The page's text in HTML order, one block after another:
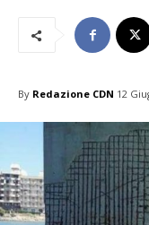
By Redazione CDN 12